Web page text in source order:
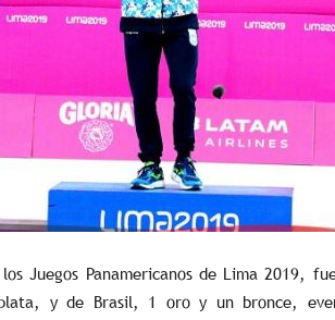
Juegos Panamericanos de Lima 2019,
y de Brasil, 1 oro y un bronce,